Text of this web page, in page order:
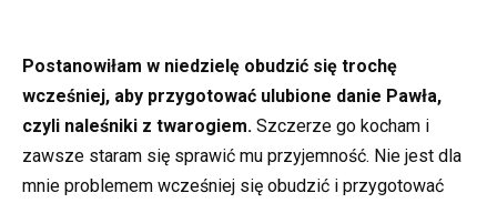
Postanowiłam w niedzielę obudzić się trochę
wcześniej, aby przygotować ulubione danie Pawła,
czyli naleśniki z twarogiem. Szczerze go kocham i
zawsze staram się sprawić mu przyjemność. Nie jest dla
mnie problemem wcześniej się obudzić i przygotować